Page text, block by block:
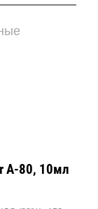
A-80, 10мл